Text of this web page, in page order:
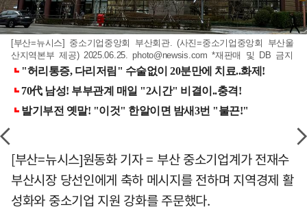
[부산=뉴시스] 중소기업중앙회 부산회관. (사진=중소기업중앙회 부산울
산지역본부 제공) 2025.06.25.photo@newsis.com *재판매 및 DB 금지
[부산=뉴시스]원동화 기자 = 부산 중소기업계가 전재수
부산시장 당선인에게 축하 메시지를 전하며 지역경제 활
성화와 중소기업 지원 강화를 주문했다.